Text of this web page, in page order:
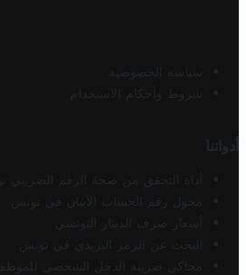
سياسة الخصوصية
شروط وأحكام الاستخدام
أدواتنا
أداة التحقق من صحة الرقم الضريبي
محول رقم الحساب الآيبان في تونس
أسعار صرف الدينار التونسي
البحث عن الرمز البريدي في تونس
محاكي ضريبة الدخل الشخصي للموظف/